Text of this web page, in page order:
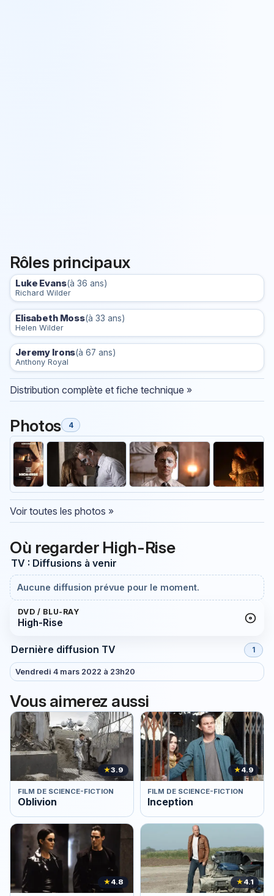
Rôles principaux
Luke Evans(à 36 ans)
Richard Wilder
Elisabeth Moss(à 33 ans)
Helen Wilder
Jeremy Irons(à 67 ans)
Anthony Royal
Distribution complète et fiche technique »
Photos 4
Voir toutes les photos »
Où regarder High-Rise
TV : Diffusions à venir
Aucune diffusion prévue pour le moment.
DVD / BLU-RAY
High-Rise
Dernière diffusion TV 1
Vendredi 4 mars 2022 à 23h20
Vous aimerez aussi
★3.9
FILM DE SCIENCE-FICTION
Oblivion
★4.9
FILM DE SCIENCE-FICTION
Inception
★4.8 ★4.1